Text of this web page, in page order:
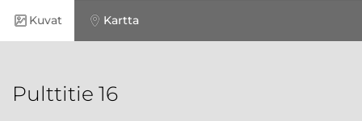
Kuvat Kartta
Pulttitie 16